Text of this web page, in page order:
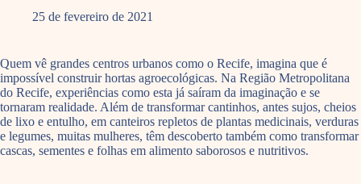
25 de fevereiro de 2021
Quem vê grandes centros urbanos como o Recife, imagina que é
impossível construir hortas agroecológicas. Na Região Metropolitana
do Recife, experiências como esta já saíram da imaginação e se
tornaram realidade. Além de transformar cantinhos, antes sujos, cheios
de lixo e entulho, em canteiros repletos de plantas medicinais, verduras
e legumes, muitas mulheres, têm descoberto também como transformar
cascas, sementes e folhas em alimento saborosos e nutritivos.